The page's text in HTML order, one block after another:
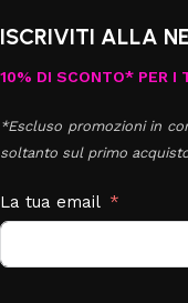
ISCRIVITI ALLA
10% DI SCONTO* PER I
*Escluso promozioni in
soltanto sul primo
La tua email